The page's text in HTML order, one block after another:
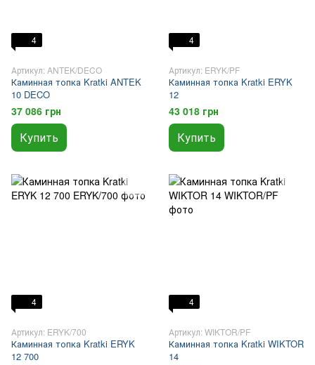
4
Артикул: ANTEK/DECO
Каминная топка Kratki ANTEK
10 DECO
37 086 грн
Купить
4
Артикул: ERYK/PF
Каминная топка Kratki ERYK
12
43 018 грн
Купить
4
Артикул: ERYK/700
Каминная топка Kratki ERYK
12 700
4
Артикул: WIKTOR/PF
Каминная топка Kratki WIKTOR
14